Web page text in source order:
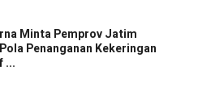
Minta Pemprov Jatim
Penanganan Kekeringan
...